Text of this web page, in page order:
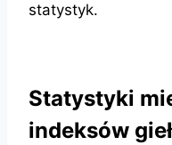
statystyk.
Statystyki
indeksów